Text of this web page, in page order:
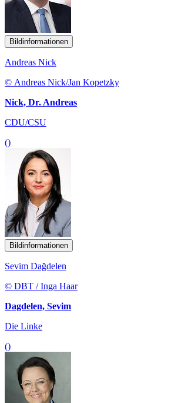
Bildinformationen
Andreas Nick
© Andreas Nick/Jan Kopetzky
Nick, Dr. Andreas
CDU/CSU
()
Bildinformationen
Sevim Dağdelen
© DBT / Inga Haar
Dagdelen, Sevim
Die Linke
()